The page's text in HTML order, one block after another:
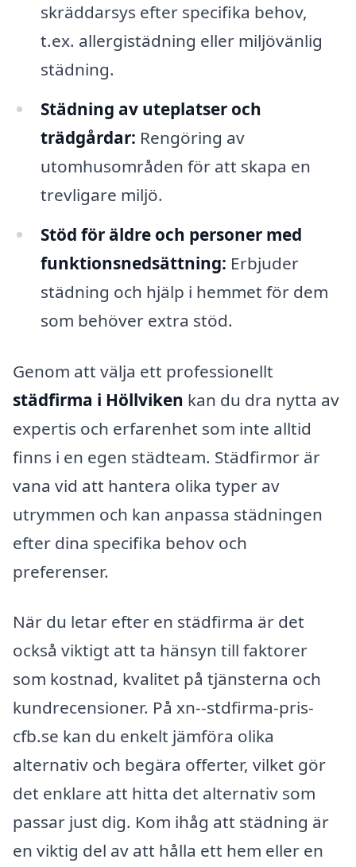
skräddarsys efter specifika behov,
t.ex. allergistädning eller miljövänlig
städning.
Städning av uteplatser och
trädgårdar: Rengöring av
utomhusområden för att skapa en
trevligare miljö.
Stöd för äldre och personer med
funktionsnedsättning: Erbjuder
städning och hjälp i hemmet för dem
som behöver extra stöd.
Genom att välja ett professionellt
städfirma i Höllviken kan du dra nytta av
expertis och erfarenhet som inte alltid
finns i en egen städteam. Städfirmor är
vana vid att hantera olika typer av
utrymmen och kan anpassa städningen
efter dina specifika behov och
preferenser.
När du letar efter en städfirma är det
också viktigt att ta hänsyn till faktorer
som kostnad, kvalitet på tjänsterna och
kundrecensioner. På xn--stdfirma-pris-
cfb.se kan du enkelt jämföra olika
alternativ och begära offerter, vilket gör
det enklare att hitta det alternativ som
passar just dig. Kom ihåg att städning är
en viktig del av att hålla ett hem eller en